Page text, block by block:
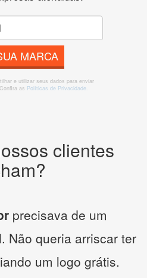
MARCA
e utilizar seus dados para enviar
as Políticas de Privacidade.
clientes
precisava de um
Não queria arriscar ter
um logo grátis.